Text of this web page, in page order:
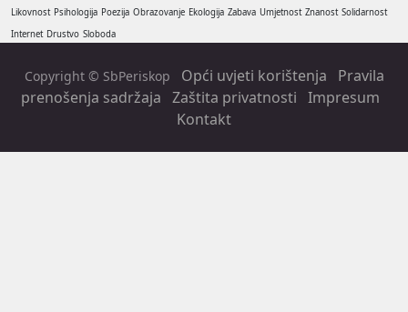
Likovnost Psihologija Poezija Obrazovanje Ekologija Zabava Umjetnost Znanost Solidarnost
Internet Drustvo Sloboda
Copyright © SbPeriskop Opći uvjeti korištenja
Pravila
prenošenja sadržaja Zaštita privatnosti Impresum
Kontakt